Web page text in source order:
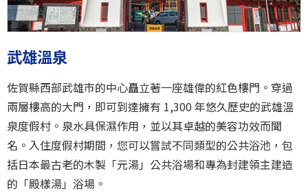
武雄溫泉
佐賀縣西部武雄市的中心矗立著一座雄偉的紅色樓門。穿過
兩層樓高的大門，即可到達擁有 1,300 年悠久歷史的武雄溫
泉度假村。泉水具保濕作用，並以其卓越的美容功效而聞
名。入住度假村期間，您可以嘗試不同類型的公共浴池，包
括日本最古老的木製「元湯」公共浴場和專為封建領主建造
的「殿樣湯」浴場。